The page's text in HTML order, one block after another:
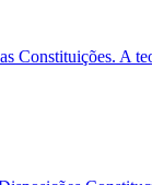
Constituições. A